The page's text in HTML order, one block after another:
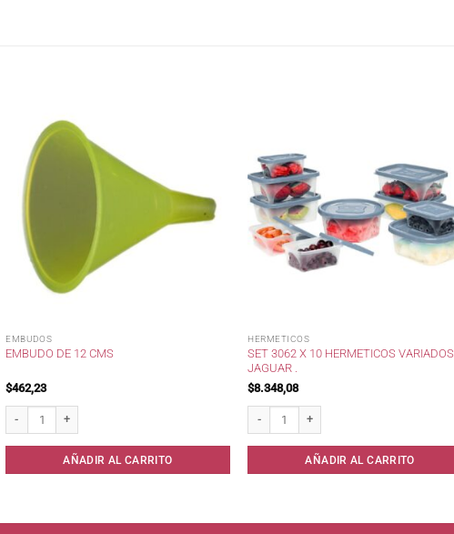
EMBUDOS
EMBUDO DE 12 CMS
$462,23
AÑADIR AL CARRITO
HERMETICOS
SET 3062 X 10 HERMETICOS VARIADOS
JAGUAR .
$8.348,08
AÑADIR AL CARRITO